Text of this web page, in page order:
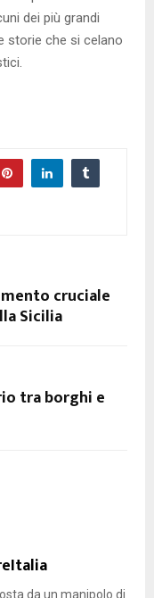
dei più grandi
storie che si celano
cruciale
Sicilia
tra borghi e
da un manipolo di